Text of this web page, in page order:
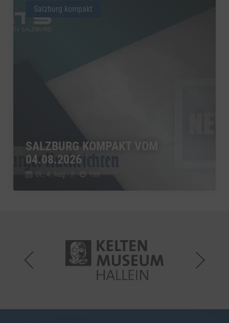
SALZBURG KOMPAKT VOM
04.08.2026
Di., 4. Aug. // 180
Salzburg kompakt